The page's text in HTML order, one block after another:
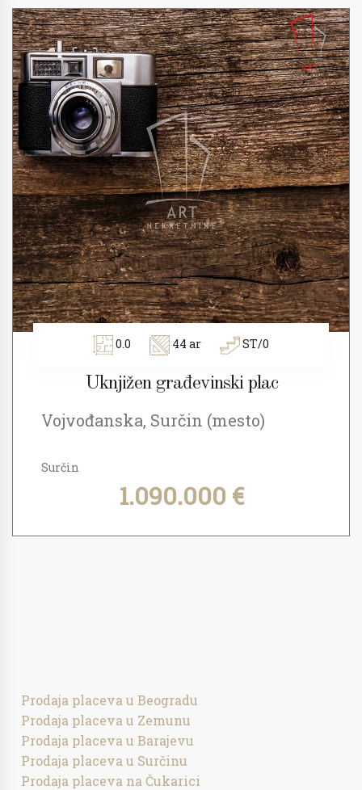
0.0 44 ar ST/0
Uknjižen građevinski plac
Vojvođanska, Surčin (mesto)
Surčin
1.090.000 €
Prodaja placeva u Beogradu
Prodaja placeva u Zemunu
Prodaja placeva u Barajevu
Prodaja placeva u Surčinu
Prodaja placeva na Čukarici